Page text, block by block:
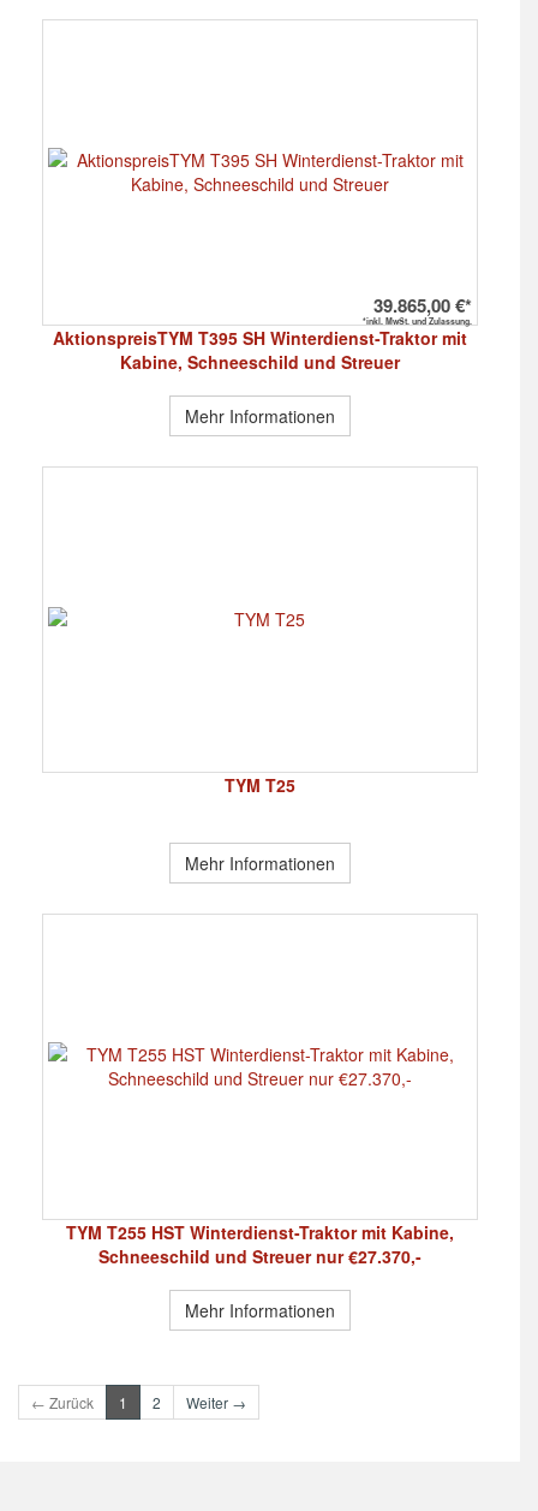
39.865,00 €*
*inkl. MwSt. und Zulassung.
AktionspreisTYM T395 SH Winterdienst-Traktor mit
Kabine, Schneeschild und Streuer
Mehr Informationen
TYM T25
Mehr Informationen
TYM T255 HST Winterdienst-Traktor mit Kabine,
Schneeschild und Streuer nur €27.370,-
Mehr Informationen
← Zurück 1 2 Weiter →